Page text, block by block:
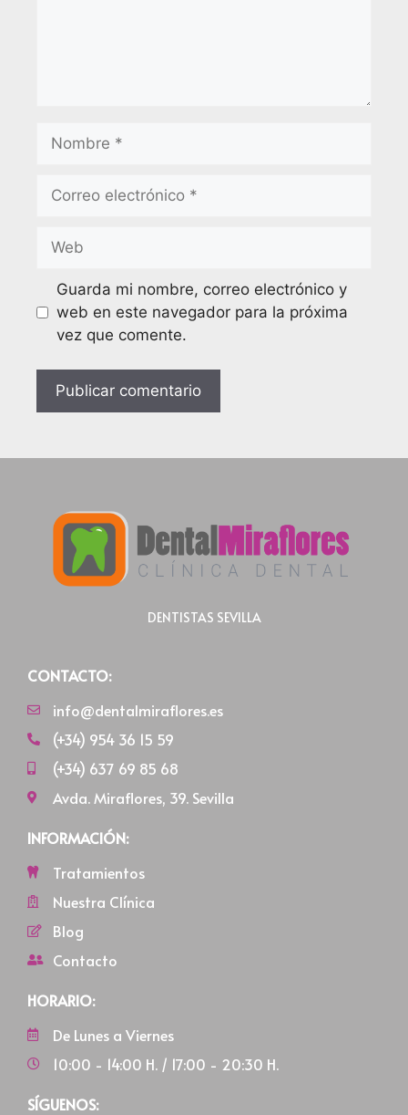
Guarda mi nombre, correo electrónico y
web en este navegador para la próxima
vez que comente.
DENTISTAS SEVILLA
CONTACTO:
info@dentalmiraflores.es
(+34) 954 36 15 59
(+34) 637 69 85 68
Avda. Miraflores, 39. Sevilla
INFORMACIÓN:
Tratamientos
Nuestra Clínica
Blog
Contacto
HORARIO:
De Lunes a Viernes
10:00 - 14:00 H. / 17:00 - 20:30 H.
SÍGUENOS: